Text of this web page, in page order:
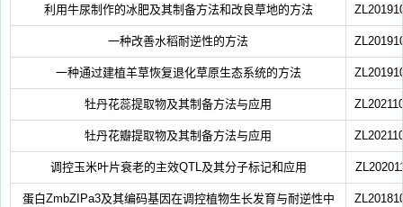
利用牛尿制作的冰肥及其制备方法和改良草地的方法
一种改善水稻耐逆性的方法
一种通过建植羊草恢复退化草原生态系统的方法
牡丹花蕊提取物及其制备方法与应用
牡丹花瓣提取物及其制备方法与应用
调控玉米叶片衰老的主效QTL及其分子标记和应用
蛋白ZmbZIPa3及其编码基因在调控植物生长发育与耐逆性中